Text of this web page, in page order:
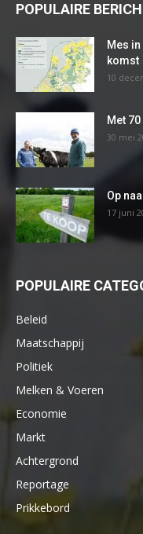
POPULAIRE
Mes
komst
10
Met
30 mei
Op
17 juni
POPULAIRE
Beleid
Maatschappij
Politiek
Melken & Voeren
Economie
Markt
Achtergrond
Reportage
Prikkebord